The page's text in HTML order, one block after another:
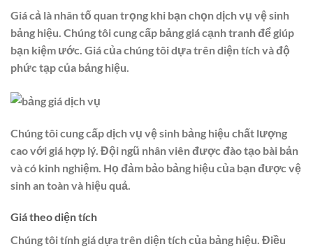
Giá cả là nhân tố quan trọng khi bạn chọn dịch vụ vệ sinh
bảng hiệu. Chúng tôi cung cấp bảng giá cạnh tranh để giúp
bạn kiệm ước. Giá của chúng tôi dựa trên diện tích và độ
phức tạp của bảng hiệu.
Chúng tôi cung cấp dịch vụ vệ sinh bảng hiệu chất lượng
cao với giá hợp lý. Đội ngũ nhân viên được đào tạo bài bản
và có kinh nghiệm. Họ đảm bảo bảng hiệu của bạn được vệ
sinh an toàn và hiệu quả.
Giá theo diện tích
Chúng tôi tính giá dựa trên diện tích của bảng hiệu. Điều